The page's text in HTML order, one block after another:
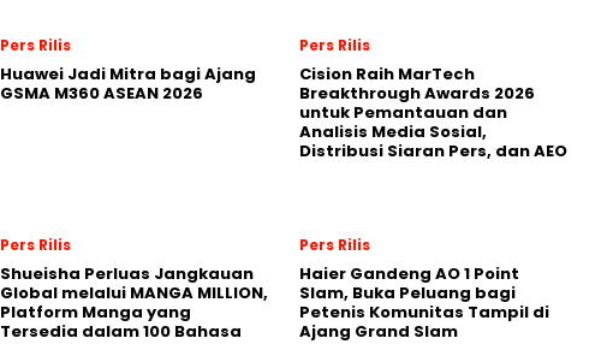
Pers Rilis
Huawei Jadi Mitra bagi Ajang
GSMA M360 ASEAN 2026
Pers Rilis
Cision Raih MarTech
Breakthrough Awards 2026
untuk Pemantauan dan
Analisis Media Sosial,
Distribusi Siaran Pers, dan AEO
Pers Rilis
Shueisha Perluas Jangkauan
Global melalui MANGA MILLION,
Platform Manga yang
Tersedia dalam 100 Bahasa
Pers Rilis
Haier Gandeng AO 1 Point
Slam, Buka Peluang bagi
Petenis Komunitas Tampil di
Ajang Grand Slam